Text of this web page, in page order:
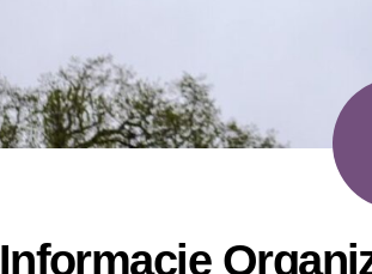
Informacje